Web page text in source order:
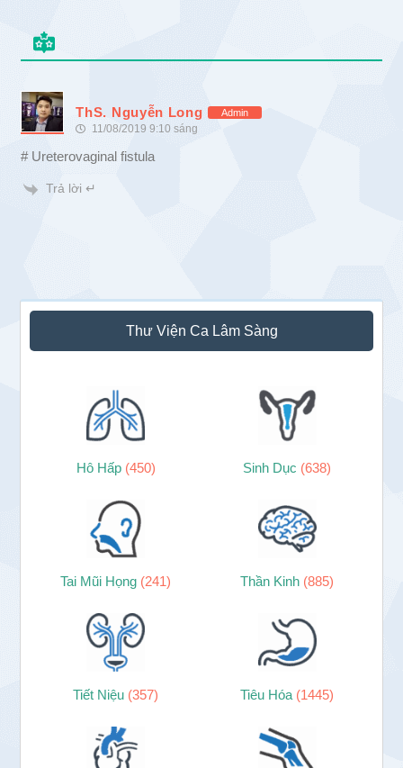
ThS. Nguyễn Long Admin
11/08/2019 9:10 sáng
# Ureterovaginal fistula
Trả lời ↵
Sidebar
chính
Thư Viện Ca Lâm Sàng
Hô Hấp (450) Sinh Dục (638)
Tai Mũi Họng (241) Thần Kinh (885)
Tiết Niệu (357) Tiêu Hóa (1445)